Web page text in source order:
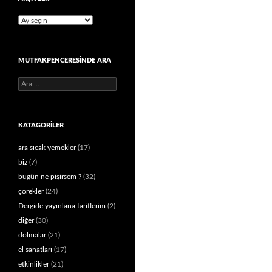
Arşivler
MUTFAKPENCERESINDE ARA
Arama:
KATAGORILER
ara sıcak yemekler(17)
biz (7)
bugün ne pişirsem ? (32)
çörekler(24)
Dergide yayınlana tariflerim (2)
diğer(30)
dolmalar(21)
el sanatları (17)
etkinlikler(21)